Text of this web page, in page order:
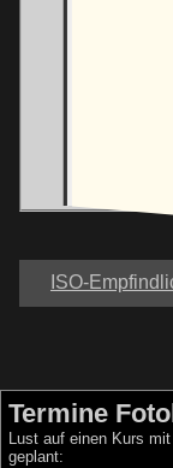
ISO-
Termine
Lust auf einen Kurs
geplant: